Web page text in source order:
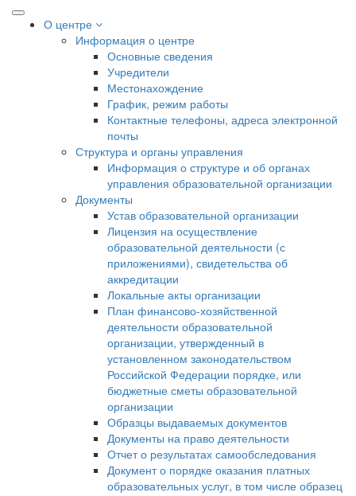
О центре
Информация о центре
Основные сведения
Учредители
Местонахождение
График, режим работы
Контактные телефоны, адреса электронной
почты
Структура и органы управления
Информация о структуре и об органах
управления образовательной организации
Документы
Устав образовательной организации
Лицензия на осуществление
образовательной деятельности (с
приложениями), свидетельства об
аккредитации
Локальные акты организации
План финансово-хозяйственной
деятельности образовательной
организации, утвержденный в
установленном законодательством
Российской Федерации порядке, или
бюджетные сметы образовательной
организации
Образцы выдаваемых документов
Документы на право деятельности
Отчет о результатах самообследования
Документ о порядке оказания платных
образовательных услуг, в том числе образец